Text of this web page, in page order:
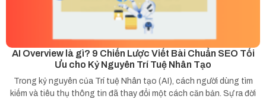
AI Overview là gì? 9 Chiến Lược Viết Bài Chuẩn SEO Tối
Ưu cho Kỷ Nguyên Trí Tuệ Nhân Tạo
Trong kỷ nguyên của Trí tuệ Nhân tạo (AI), cách người dùng tìm
kiếm và tiêu thụ thông tin đã thay đổi một cách căn bản. Sự ra đời